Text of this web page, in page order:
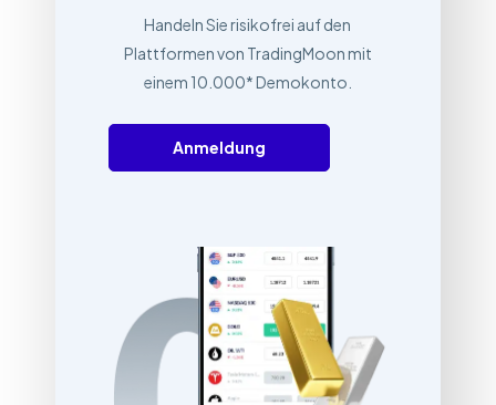
Handeln Sie risikofrei auf den
Plattformen von TradingMoon mit
einem 10.000* Demokonto.
Anmeldung